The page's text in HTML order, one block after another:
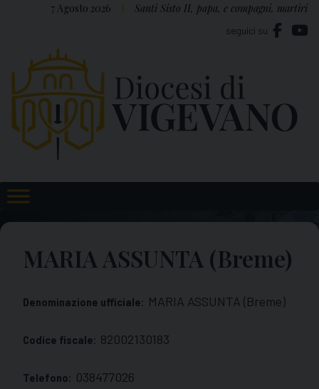
7 Agosto 2026 Santi Sisto II, papa, e compagni, martiri
seguici su
MARIA ASSUNTA (Breme)
Denominazione ufficiale: MARIA ASSUNTA (Breme)
Codice fiscale: 82002130183
Telefono: 038477026